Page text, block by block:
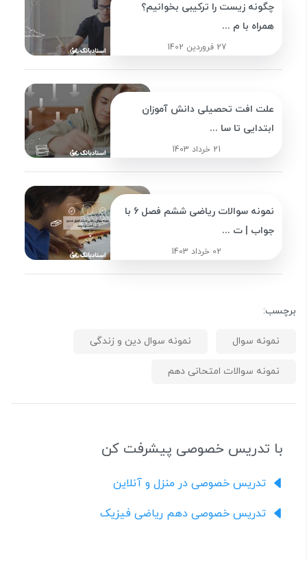
چگونه زیست را ترکیبی بخوانیم؟
همراه با م ...
27 فروردین 1402
علت افت تحصیلی دانش آموزان
ابتدایی تا سا ...
21 خرداد 1403
نمونه سوالات ریاضی ششم فصل 6 با
جواب | ت ...
02 خرداد 1403
برچسب:
نمونه سوال نمونه سوال دین و زندگی
نمونه سوالات امتحانی دهم
با تدریس خصوصی پیشرفت کن
تدریس خصوصی در منزل و آنلاین
تدریس خصوصی دهم ریاضی فیزیک